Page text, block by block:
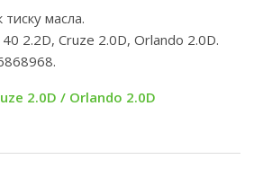
масла.
2.2D, Cruze 2.0D, Orlando 2.0D.
2.0D / Orlando 2.0D